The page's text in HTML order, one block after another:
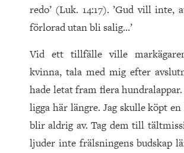
redo’ (Luk. 14:17). ’Gud vill inte,
förlorad utan bli salig…’
Vid ett tillfälle ville
kvinna, tala med mig efter
hade letat fram flera hundralappar.
ligga här längre. Jag skulle köpt
blir aldrig av. Tag dem till
ljuder inte frälsningens budskap